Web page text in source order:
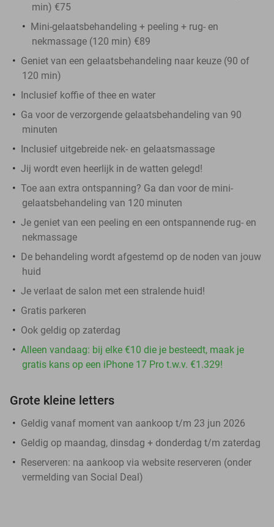
min) €75
Mini-gelaatsbehandeling + peeling + rug- en
nekmassage (120 min) €89
Geniet van een gelaatsbehandeling naar keuze (90 of
120 min)
Inclusief koffie of thee en water
Ga voor de verzorgende gelaatsbehandeling van 90
minuten
Inclusief uitgebreide nek- en gelaatsmassage
Jij wordt even heerlijk in de watten gelegd!
Toe aan extra ontspanning? Ga dan voor de mini-
gelaatsbehandeling van 120 minuten
Je geniet van een peeling en een ontspannende rug- en
nekmassage
De behandeling wordt afgestemd op de noden van jouw
huid
Je verlaat de salon met een stralende huid!
Gratis parkeren
Ook geldig op zaterdag
Alleen vandaag: bij elke €10 die je besteedt, maak je
gratis kans op een iPhone 17 Pro t.w.v. €1.329!
Grote kleine letters
Geldig vanaf moment van aankoop t/m 23 jun 2026
Geldig op maandag, dinsdag + donderdag t/m zaterdag
Reserveren: na aankoop via website reserveren (onder
vermelding van Social Deal)